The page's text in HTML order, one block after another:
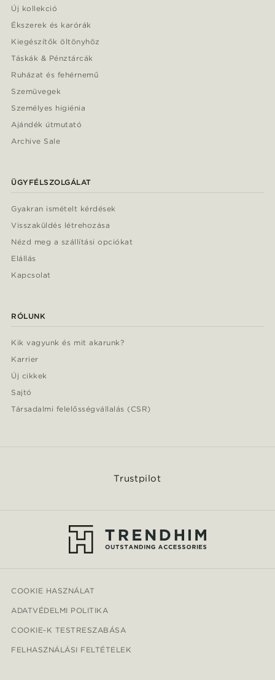
Új kollekció
Ékszerek és karórák
Kiegészítők öltönyhöz
Táskák & Pénztárcák
Ruházat és fehérnemű
Szemüvegek
Személyes higiénia
Ajándék útmutató
Archive Sale
ÜGYFÉLSZOLGÁLAT
Gyakran ismételt kérdések
Visszaküldés létrehozása
Nézd meg a szállítási opciókat
Elállás
Kapcsolat
RÓLUNK
Kik vagyunk és mit akarunk?
Karrier
Új cikkek
Sajtó
Társadalmi felelősségvállalás (CSR)
Trustpilot
COOKIE HASZNÁLAT
ADATVÉDELMI POLITIKA
COOKIE-K TESTRESZABÁSA
FELHASZNÁLÁSI FELTÉTELEK